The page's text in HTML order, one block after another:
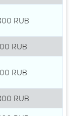
RUB
RUB
RUB
RUB